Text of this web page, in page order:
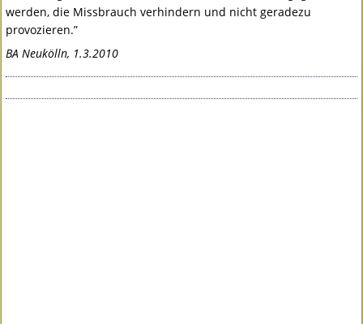
werden, die Missbrauch verhindern und nicht geradezu
provozieren.”
BA Neukölln, 1.3.2010